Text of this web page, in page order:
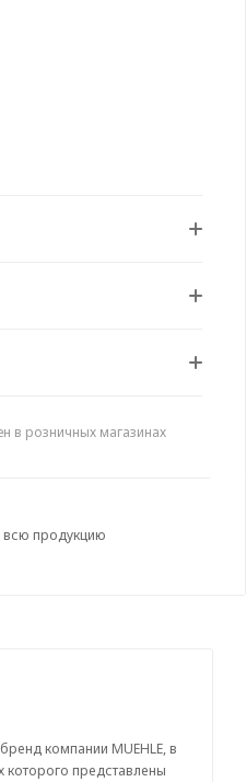
в розничных магазинах
всю продукцию
компании MUEHLE, в
которого представлены